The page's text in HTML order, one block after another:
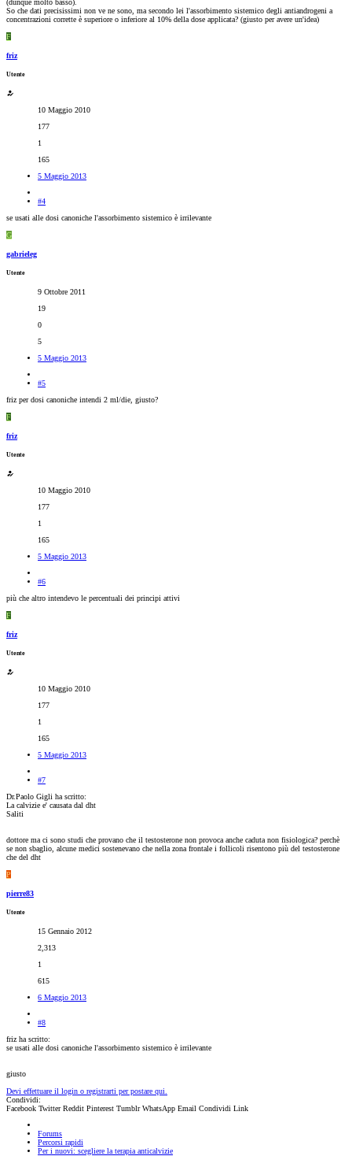
So che dati precisissimi non ve ne sono, ma secondo lei l'assorbimento sistemico degli antiandrogeni a
concentrazioni corrette è superiore o inferiore al 10% della dose applicata? (giusto per avere un'idea)
F
friz
Utente
10 Maggio 2010
177
1
165
5 Maggio 2013
#4
se usati alle dosi canoniche l'assorbimento sistemico è irrilevante
G
gabrieleg
Utente
9 Ottobre 2011
19
0
5
5 Maggio 2013
#5
friz per dosi canoniche intendi 2 ml/die, giusto?
F
friz
Utente
10 Maggio 2010
177
1
165
5 Maggio 2013
#6
più che altro intendevo le percentuali dei principi attivi
F
friz
Utente
10 Maggio 2010
177
1
165
5 Maggio 2013
#7
Dr.Paolo Gigli ha scritto:
La calvizie e' causata dal dht
Saliti
dottore ma ci sono studi che provano che il testosterone non provoca anche caduta non fisiologica? perchè
se non sbaglio, alcune medici sostenevano che nella zona frontale i follicoli risentono più del testosterone
che del dht
P
pierre83
Utente
15 Gennaio 2012
2,313
1
615
6 Maggio 2013
#8
friz ha scritto:
se usati alle dosi canoniche l'assorbimento sistemico è irrilevante
giusto
Devi effettuare il login o registrarti per postare qui.
Condividi:
Facebook Twitter Reddit Pinterest Tumblr WhatsApp Email Condividi Link
Forums
Percorsi rapidi
Per i nuovi: scegliere la terapia anticalvizie